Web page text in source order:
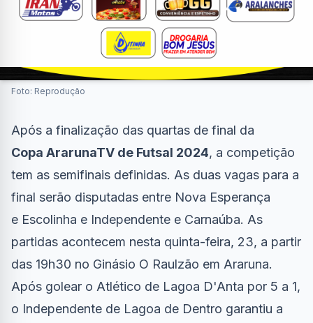
Foto: Reprodução
Após a finalização das quartas de final da
Copa ArarunaTV de Futsal 2024, a competição
tem as semifinais definidas. As duas vagas para a
final serão disputadas entre Nova Esperança
e Escolinha e Independente e Carnaúba. As
partidas acontecem nesta quinta-feira, 23, a partir
das 19h30 no Ginásio O Raulzão em Araruna.
Após golear o Atlético de Lagoa D'Anta por 5 a 1,
o Independente de Lagoa de Dentro garantiu a